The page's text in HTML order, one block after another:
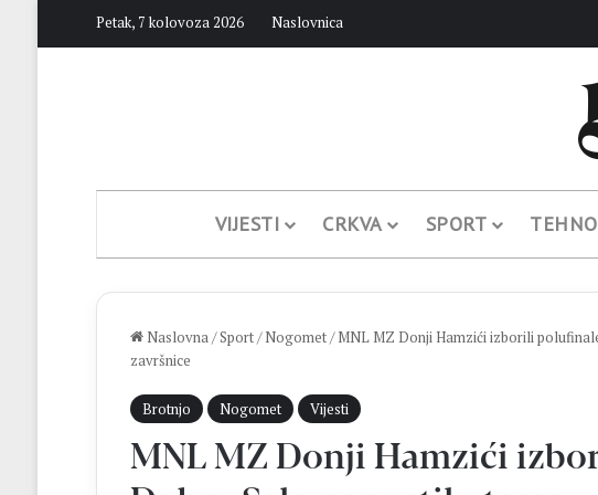
Petak, 7 kolovoza 2026 Naslovnica
VIJESTI CRKVA SPORT
Naslovna/Sport/ Nogomet/ MNL MZ Donji Hamzići izborili
završnice
Brotnjo Nogomet Vijesti
MNL MZ Donji Hamzići